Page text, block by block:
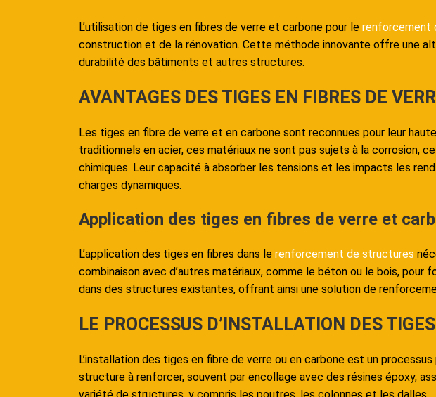
L’utilisation de tiges en fibres de verre et carbone pour le renforcement
construction et de la rénovation. Cette méthode innovante offre une
durabilité des bâtiments et autres structures.
AVANTAGES DES TIGES EN FIBRES DE
Les tiges en fibre de verre et en carbone sont reconnues pour leur
traditionnels en acier, ces matériaux ne sont pas sujets à la corrosion,
chimiques. Leur capacité à absorber les tensions et les impacts les
charges dynamiques.
Application des tiges en fibres de verre et
L’application des tiges en fibres dans le renforcement de structures
combinaison avec d’autres matériaux, comme le béton ou le bois,
dans des structures existantes, offrant ainsi une solution de
LE PROCESSUS D’INSTALLATION DES
L’installation des tiges en fibre de verre ou en carbone est un
structure à renforcer, souvent par encollage avec des résines époxy,